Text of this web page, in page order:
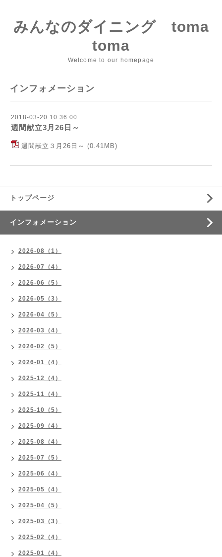
みんなのダイニング toma
toma
Welcome to our homepage
インフォメーション
2018-03-20 10:36:00
週間献立3月26日～
週間献立３月26日～ (0.41MB)
トップページ
インフォメーション
2026-08（1）
2026-07（4）
2026-06（5）
2026-05（3）
2026-04（5）
2026-03（4）
2026-02（5）
2026-01（4）
2025-12（4）
2025-11（4）
2025-10（5）
2025-09（4）
2025-08（4）
2025-07（5）
2025-06（4）
2025-05（4）
2025-04（5）
2025-03（3）
2025-02（4）
2025-01（4）